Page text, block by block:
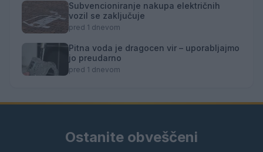
Subvencioniranje nakupa električnih
vozil se zaključuje
pred 1 dnevom
Pitna voda je dragocen vir – uporabljajmo
jo preudarno
pred 1 dnevom
Ostanite obveščeni